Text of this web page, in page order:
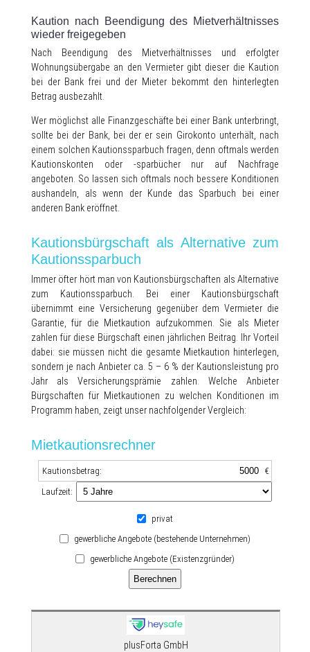
Kaution nach Beendigung des Mietverhältnisses
wieder freigegeben
Nach Beendigung des Mietverhältnisses und erfolgter
Wohnungsübergabe an den Vermieter gibt dieser die Kaution
bei der Bank frei und der Mieter bekommt den hinterlegten
Betrag ausbezahlt.
Wer möglichst alle Finanzgeschäfte bei einer Bank unterbringt,
sollte bei der Bank, bei der er sein Girokonto unterhält, nach
einem solchen Kautionssparbuch fragen, denn oftmals werden
Kautionskonten oder -sparbücher nur auf Nachfrage
angeboten. So lassen sich oftmals noch bessere Konditionen
aushandeln, als wenn der Kunde das Sparbuch bei einer
anderen Bank eröffnet.
Kautionsbürgschaft als Alternative zum
Kautionssparbuch
Immer öfter hört man von Kautionsbürgschaften als Alternative
zum Kautionssparbuch. Bei einer Kautionsbürgschaft
übernimmt eine Versicherung gegenüber dem Vermieter die
Garantie, für die Mietkaution aufzukommen. Sie als Mieter
zahlen für diese Bürgschaft einen jährlichen Beitrag. Ihr Vorteil
dabei: sie müssen nicht die gesamte Mietkaution hinterlegen,
sondern je nach Anbieter ca. 5 – 6 % der Kautionsleistung pro
Jahr als Versicherungsprämie zahlen. Welche Anbieter
Bürgschaften für Mietkautionen zu welchen Konditionen im
Programm haben, zeigt unser nachfolgender Vergleich:
Mietkautionsrechner
Kautionsbetrag:
€
Laufzeit:
privat
gewerbliche Angebote (bestehende Unternehmen)
gewerbliche Angebote (Existenzgründer)
plusForta GmbH